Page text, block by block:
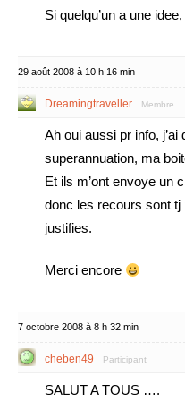
Si quelqu’un a une
29 août 2008 à 10 h 16 min
Dreamingtraveller Membre
Ah oui aussi pr info,
superannuation, ma
Et ils m’ont envoye un
donc les recours sont tj
justifies.
Merci encore
7 octobre 2008 à 8 h 32 min
cheben49 Participant
SALUT A TOUS ….